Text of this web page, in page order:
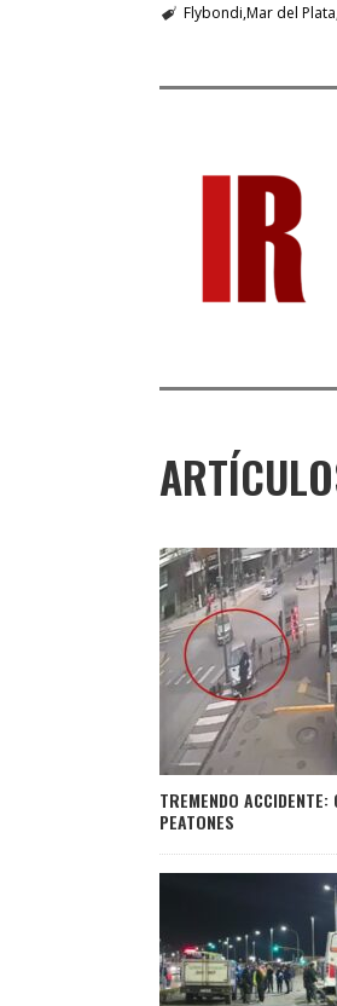
Flybondi Mar del Plata
TREMENDO
PEATONES